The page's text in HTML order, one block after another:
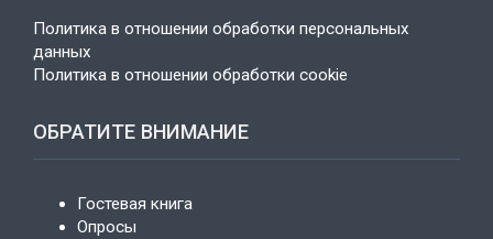
Политика в отношении обработки персональных
данных
Политика в отношении обработки cookie
ОБРАТИТЕ ВНИМАНИЕ
Гостевая книга
Опросы